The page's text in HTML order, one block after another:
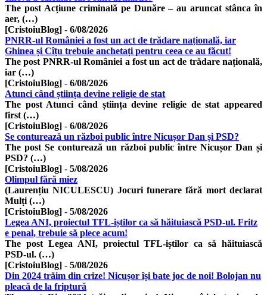
The post Acțiune criminală pe Dunăre – au aruncat stânca în
aer, (…)
[CristoiuBlog] - 6/08/2026
PNRR-ul României a fost un act de trădare națională, iar
Ghinea și Cîțu trebuie anchetați pentru ceea ce au făcut!
The post PNRR-ul României a fost un act de trădare națională,
iar (…)
[CristoiuBlog] - 6/08/2026
Atunci când știința devine religie de stat
The post Atunci când știința devine religie de stat appeared
first (…)
[CristoiuBlog] - 6/08/2026
Se conturează un război public între Nicușor Dan și PSD?
The post Se conturează un război public între Nicușor Dan și
PSD? (…)
[CristoiuBlog] - 5/08/2026
Olimpul fără miez
(Laurențiu NICULESCU) Jocuri funerare fără mort declarat
Mulți (…)
[CristoiuBlog] - 5/08/2026
Legea ANI, proiectul TFL-iștilor ca să hăituiască PSD-ul. Fritz
e penal, trebuie să plece acum!
The post Legea ANI, proiectul TFL-iștilor ca să hăituiască
PSD-ul. (…)
[CristoiuBlog] - 5/08/2026
Din 2024 trăim din crize! Nicușor își bate joc de noi! Bolojan nu
pleacă de la friptură